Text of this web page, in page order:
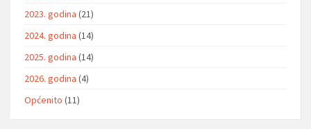
2023. godina (21)
2024. godina (14)
2025. godina (14)
2026. godina (4)
Općenito (11)